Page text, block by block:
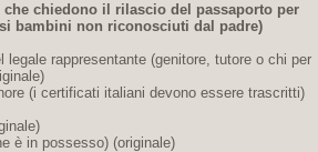
che chiedono il rilascio del passaporto per
bambini non riconosciuti dal padre)
legale rappresentante (genitore, tutore o chi per
(i certificati italiani devono essere trascritti)
è in possesso) (originale)